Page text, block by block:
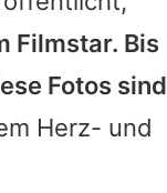
Filmstar. Bis
Fotos sind
Herz- und